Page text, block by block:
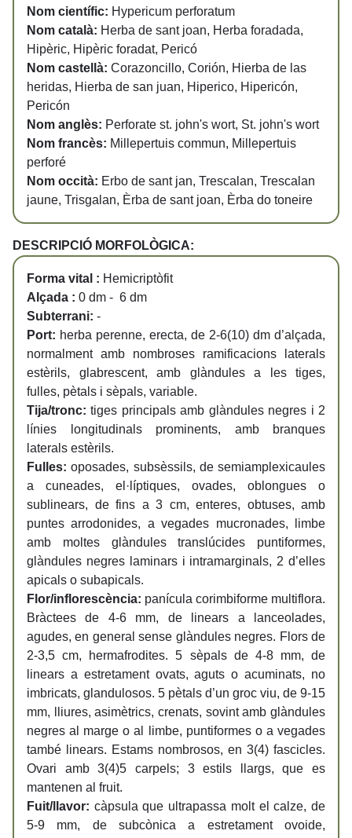
Nom científic: Hypericum perforatum
Nom català: Herba de sant joan, Herba foradada,
Hipèric, Hipèric foradat, Pericó
Nom castellà: Corazoncillo, Corión, Hierba de las
heridas, Hierba de san juan, Hiperico, Hipericón,
Pericón
Nom anglès: Perforate st. john's wort, St. john's wort
Nom francès: Millepertuis commun, Millepertuis
perforé
Nom occità: Erbo de sant jan, Trescalan, Trescalan
jaune, Trisgalan, Èrba de sant joan, Èrba do toneire
DESCRIPCIÓ MORFOLÒGICA:
Forma vital : Hemicriptòfit
Alçada : 0 dm - 6 dm
Subterrani: -
Port: herba perenne, erecta, de 2-6(10) dm d’alçada,
normalment amb nombroses ramificacions laterals
estèrils, glabrescent, amb glàndules a les tiges,
fulles, pètals i sèpals, variable.
Tija/tronc:tiges principals amb glàndules negres i 2
línies longitudinals prominents, amb branques
laterals estèrils.
Fulles:oposades, subsèssils, de semiamplexicaules
a cuneades, el·líptiques, ovades, oblongues o
sublinears, de fins a 3 cm, enteres, obtuses, amb
puntes arrodonides, a vegades mucronades, limbe
amb moltes glàndules translúcides puntiformes,
glàndules negres laminars i intramarginals, 2 d’elles
apicals o subapicals.
Flor/inflorescència: panícula corimbiforme multiflora.
Bràctees de 4-6 mm, de linears a lanceolades,
agudes, en general sense glàndules negres. Flors de
2-3,5 cm, hermafrodites. 5 sèpals de 4-8 mm, de
linears a estretament ovats, aguts o acuminats, no
imbricats, glandulosos. 5 pètals d’un groc viu, de 9-15
mm, lliures, asimètrics, crenats, sovint amb glàndules
negres al marge o al limbe, puntiformes o a vegades
també linears. Estams nombrosos, en 3(4) fascicles.
Ovari amb 3(4)5 carpels; 3 estils llargs, que es
mantenen al fruit.
Fuit/llavor: càpsula que ultrapassa molt el calze, de
5-9 mm, de subcònica a estretament ovoide,